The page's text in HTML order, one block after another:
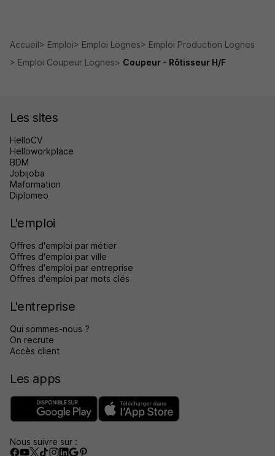
Accueil Emploi Emploi Lognes
Emploi Production Lognes
Emploi Coupeur Lognes
Coupeur - Rôtisseur H/F
Les sites
HelloCV
Helloworkplace
BDM
Jobijoba
Maformation
Diplomeo
L'emploi
Offres d'emploi par métier
Offres d'emploi par ville
Offres d'emploi par entreprise
Offres d'emploi par mots clés
L'entreprise
Qui sommes-nous ?
On recrute
Accès client
Les apps
Nous suivre sur :